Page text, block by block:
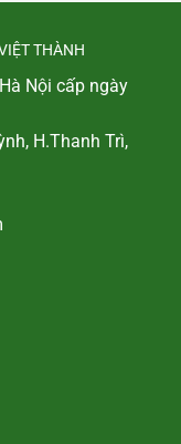
THÀNH
Nội cấp ngày
H.Thanh Trì,